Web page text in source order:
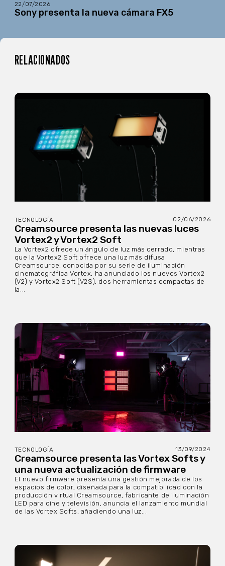
22/07/2026
Sony presenta la nueva cámara FX5
RELACIONADOS
TECNOLOGÍA 02/06/2026
Creamsource presenta las nuevas luces
Vortex2 y Vortex2 Soft
La Vortex2 ofrece un ángulo de luz más cerrado, mientras
que la Vortex2 Soft ofrece una luz más difusa
Creamsource, conocida por su serie de iluminación
cinematográfica Vortex, ha anunciado los nuevos Vortex2
(V2) y Vortex2 Soft (V2S), dos herramientas compactas de
la...
TECNOLOGÍA 13/09/2024
Creamsource presenta las Vortex Softs y
una nueva actualización de firmware
El nuevo firmware presenta una gestión mejorada de los
espacios de color, diseñada para la compatibilidad con la
producción virtual Creamsource, fabricante de iluminación
LED para cine y televisión, anuncia el lanzamiento mundial
de las Vortex Softs, añadiendo una luz...